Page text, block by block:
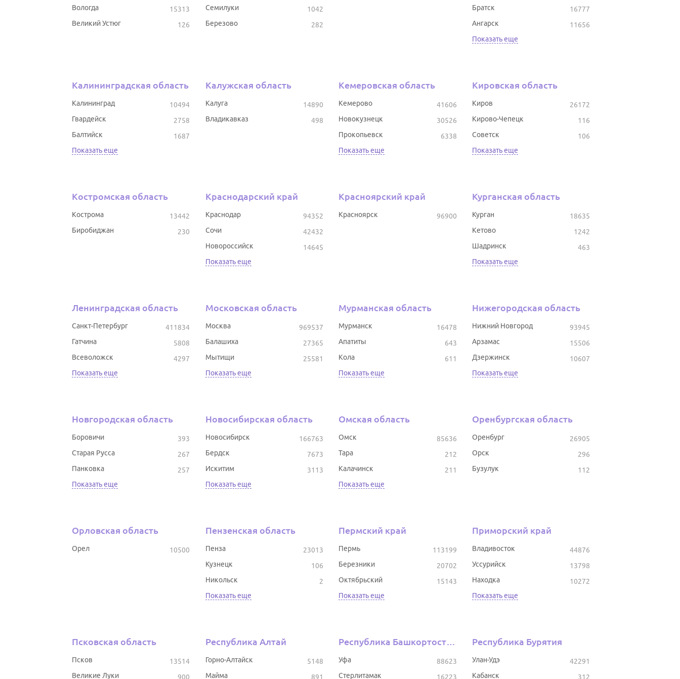
15313
Вологда
126
Великий Устюг
1042
Семилуки
282
Березово
16777
Братск
11656
Ангарск
Показать еще
Калининградская область
10494
Калининград
2758
Гвардейск
1687
Балтийск
Показать еще
Калужская область
14890
Калуга
498
Владикавказ
Кемеровская область
41606
Кемерово
30526
Новокузнецк
6338
Прокопьевск
Показать еще
Кировская область
26172
Киров
116
Кирово-Чепецк
106
Советск
Показать еще
Костромская область
13442
Кострома
230
Биробиджан
Краснодарский край
94352
Краснодар
42432
Сочи
14645
Новороссийск
Показать еще
Красноярский край
96900
Красноярск
Курганская область
18635
Курган
1242
Кетово
463
Шадринск
Показать еще
Ленинградская область
411834
Санкт-Петербург
5808
Гатчина
4297
Всеволожск
Показать еще
Московская область
969537
Москва
27365
Балашиха
25581
Мытищи
Показать еще
Мурманская область
16478
Мурманск
643
Апатиты
611
Кола
Показать еще
Нижегородская область
93945
Нижний Новгород
15506
Арзамас
10607
Дзержинск
Показать еще
Новгородская область
393
Боровичи
267
Старая Русса
257
Панковка
Показать еще
Новосибирская область
166763
Новосибирск
7673
Бердск
3113
Искитим
Показать еще
Омская область
85636
Омск
212
Тара
211
Калачинск
Показать еще
Оренбургская область
26905
Оренбург
296
Орск
112
Бузулук
Орловская область
10500
Орел
Пензенская область
23013
Пенза
106
Кузнецк
2
Никольск
Показать еще
Пермский край
113199
Пермь
20702
Березники
15143
Октябрьский
Показать еще
Приморский край
44876
Владивосток
13798
Уссурийск
10272
Находка
Показать еще
Псковская область
13514
Псков
900
Великие Луки
Республика Алтай
5148
Горно-Алтайск
891
Майма
Республика Башкортостан
88623
Уфа
16223
Стерлитамак
Республика Бурятия
42291
Улан-Удэ
312
Кабанск